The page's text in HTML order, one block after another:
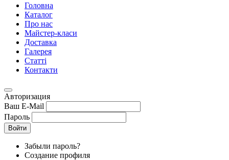
Головна
Каталог
Про нас
Майстер-класи
Доставка
Галерея
Статтi
Контакти
Авторизация
Ваш E-Mail
Пароль
Войти
Забыли пароль?
Создание профиля